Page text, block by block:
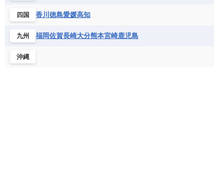
フランス領ギアナ
ベネズエラ
ベリーズ
ボリビア
メキシコ
チュニジア
ナミビア
ニジェール
ブルキナファソ
マダガスカル
四国 香川 徳島愛媛高知
九州 福岡佐賀長崎大分熊本宮崎鹿児島
沖縄